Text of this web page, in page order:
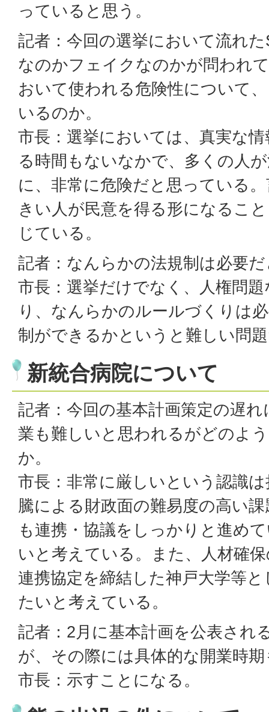
っていると思う。
記者：今回の選挙において流れ
なのかフェイクなのかが問われ
おいて使われる危険性について
いるのか。
市長：選挙においては、真実な
る時間もないなかで、多くの人
に、非常に危険だと思っている
きい人が民意を得る形になるこ
じている。
記者：なんらかの法規制は必要
市長：選挙だけでなく、人権問
り、なんらかのルールづくりは
制ができるかというと難しい問
新統合病院について
記者：今回の基本計画策定の遅
業も難しいと思われるがどのよ
か。
市長：非常に厳しいという認識
騰による財政面の難易度の高い
も連携・協議をしっかりと進め
いと考えている。また、人材確
連携協定を締結した神戸大学等
たいと考えている。
記者：2月に基本計画を公表され
が、その際には具体的な開業時
市長：示すことになる。